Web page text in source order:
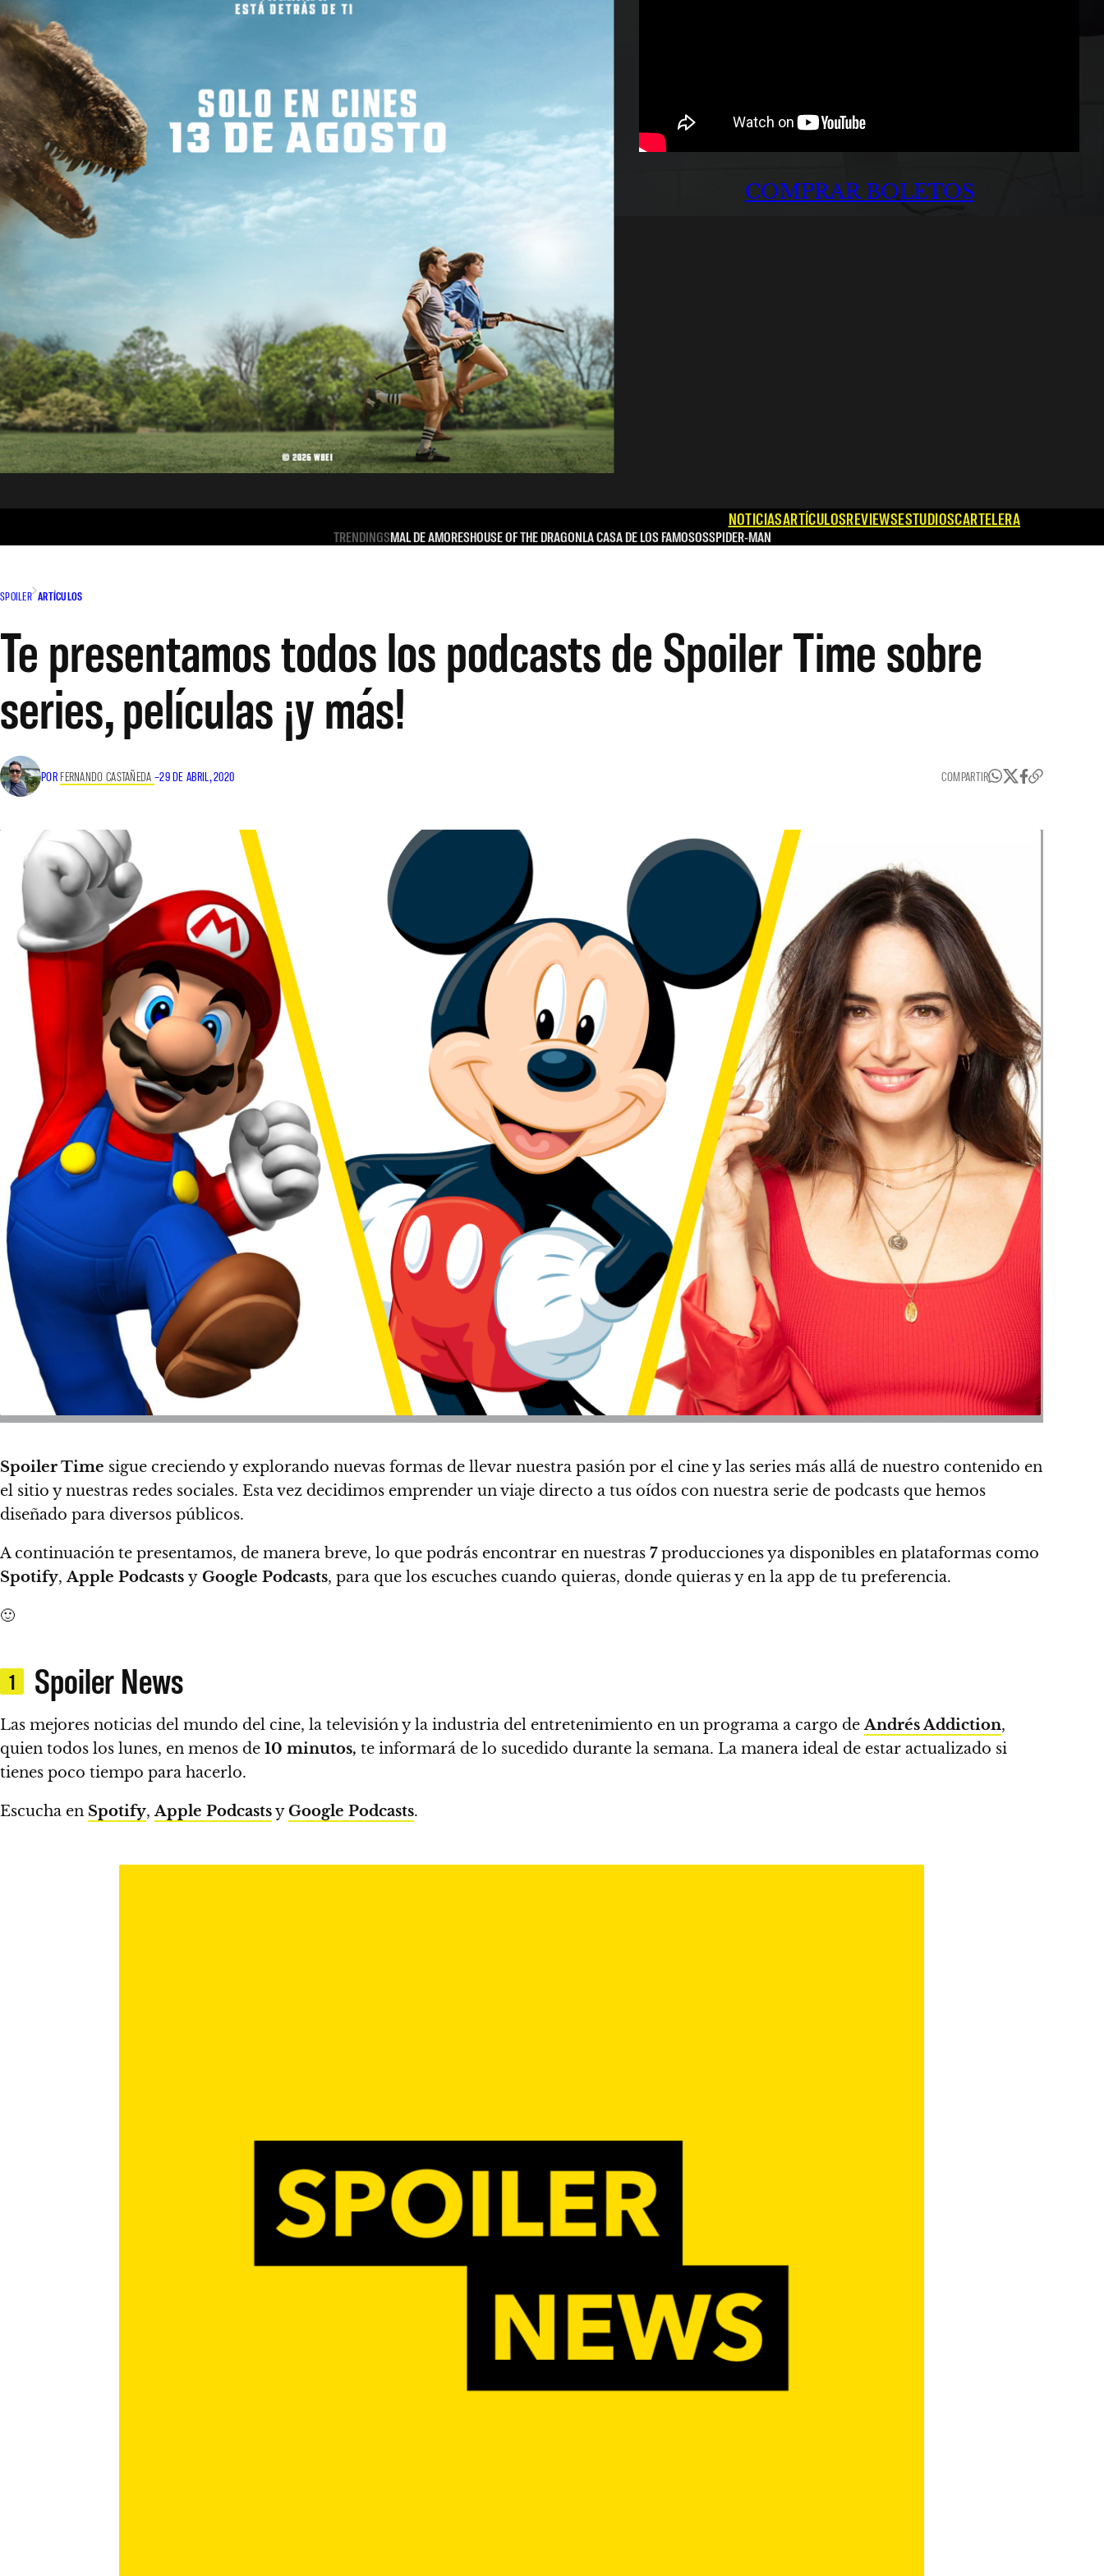
COMPRAR BOLETOS
NOTICIASARTÍCULOSREVIEWSESTUDIOSCARTELERA
TRENDINGSMAL DE AMORESHOUSE OF THE DRAGONLA CASA DE LOS FAMOSOSSPIDER-MAN
SPOILER ARTÍCULOS
Te presentamos todos los podcasts de Spoiler Time sobre
series, películas ¡y más!
POR FERNANDO CASTAÑEDA –29 DE ABRIL, 2020 COMPARTIR
Spoiler Time sigue creciendo y explorando nuevas formas de llevar nuestra pasión por el cine y las series más allá de nuestro contenido en
el sitio y nuestras redes sociales. Esta vez decidimos emprender un viaje directo a tus oídos con nuestra serie de podcasts que hemos
diseñado para diversos públicos.
A continuación te presentamos, de manera breve, lo que podrás encontrar en nuestras 7producciones ya disponibles en plataformas como
Spotify,Apple Podcasts y Google Podcasts, para que los escuches cuando quieras, donde quieras y en la app de tu preferencia.
🙂
1 Spoiler News
Las mejores noticias del mundo del cine, la televisión y la industria del entretenimiento en un programa a cargo deAndrés Addiction,
quien todos los lunes, en menos de 10 minutos, te informará de lo sucedido durante la semana. La manera ideal de estar actualizado si
tienes poco tiempo para hacerlo.
Escucha en Spotify,Apple PodcastsyGoogle Podcasts.